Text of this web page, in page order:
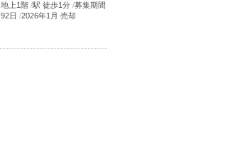
地上1階 /駅 徒歩1分 /募集期間
92日 /2026年1月 売却